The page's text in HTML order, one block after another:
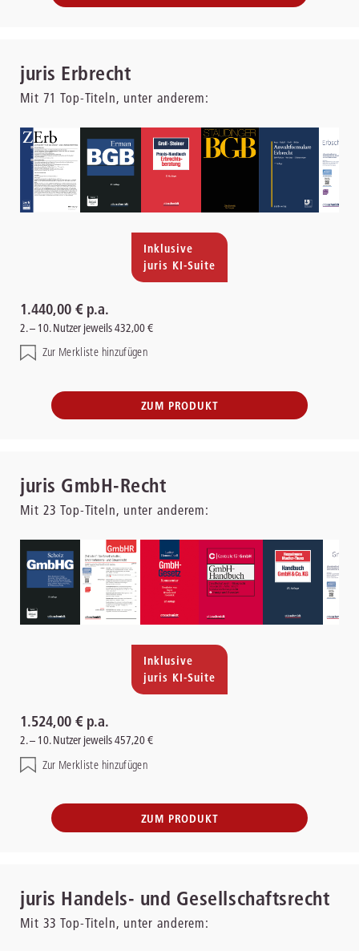
juris Erbrecht
Mit 71 Top-Titeln, unter anderem:
Inklusive
juris KI-Suite
1.440,00 € p.a.
2. – 10. Nutzer jeweils 432,00 €
Zur Merkliste hinzufügen
ZUM PRODUKT
juris GmbH-Recht
Mit 23 Top-Titeln, unter anderem:
Inklusive
juris KI-Suite
1.524,00 € p.a.
2. – 10. Nutzer jeweils 457,20 €
Zur Merkliste hinzufügen
ZUM PRODUKT
juris Handels- und Gesellschaftsrecht
Mit 33 Top-Titeln, unter anderem: